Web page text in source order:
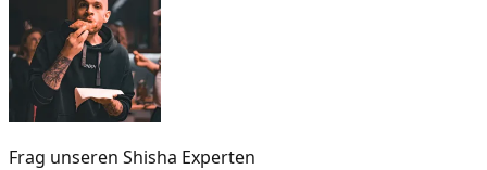
Frag unseren Shisha Experten